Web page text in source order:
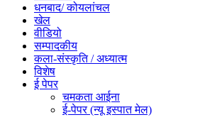
धनबाद/ कोयलांचल
खेल
वीडियो
सम्पादकीय
कला-संस्कृति / अध्यात्म
विशेष
ई पेपर
चमकता आईना
ई-पेपर (न्यू इस्पात मेल)